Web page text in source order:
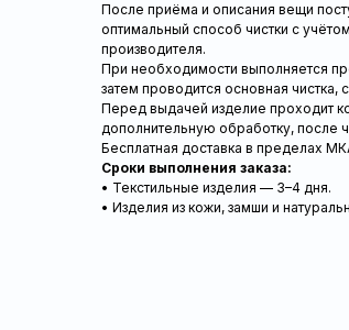
После приёма и описания вещи
оптимальный способ чистки с
производителя.
При необходимости выполняется
затем проводится основная чистка,
Перед выдачей изделие проходит
дополнительную обработку, после
Бесплатная доставка в пределах
Сроки выполнения заказа:
• Текстильные изделия — 3–4 дня.
• Изделия из кожи, замши и